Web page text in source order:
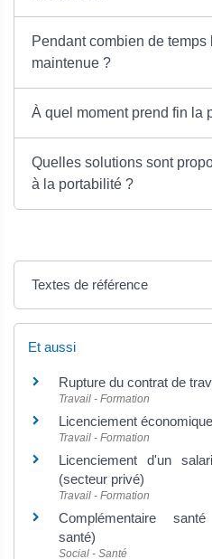
Pendant combien de
maintenue ?
À quel moment prend fin la
Quelles solutions sont
à la portabilité ?
Textes de référence
Et aussi
Rupture du contrat de
Travail - Formation
Licenciement économique
Travail - Formation
Licenciement d'un
(secteur privé)
Travail - Formation
Complémentaire
santé)
Social - Santé